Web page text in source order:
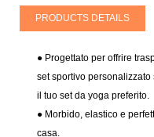
PRODUCTS DETAILS
● Progettato per offrire
set sportivo
il tuo set da yoga preferito.
● Morbido, elastico e
casa.